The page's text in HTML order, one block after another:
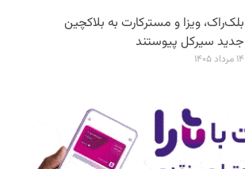
بلک‌راک، ویزا و مسترکارت به بلاکچین
جدید سیرکل پیوستند
۱۴ مرداد ۱۴۰۵